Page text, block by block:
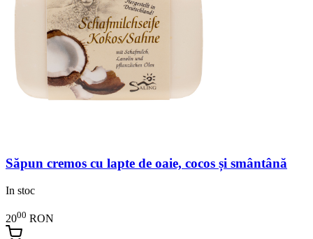
Săpun cremos cu lapte de oaie, cocos și smântână
In stoc
2000 RON